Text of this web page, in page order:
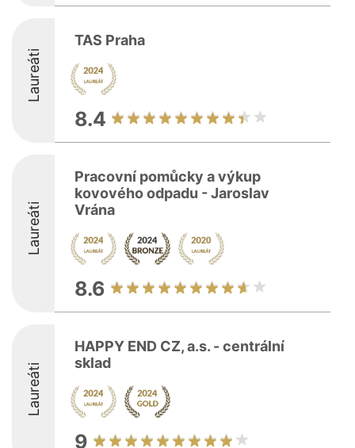
Laureáti
TAS Praha
8.4
Laureáti
Pracovní pomůcky a výkup
kovového odpadu - Jaroslav
Vrána
8.6
Laureáti
HAPPY END CZ, a.s. - centrální
sklad
9